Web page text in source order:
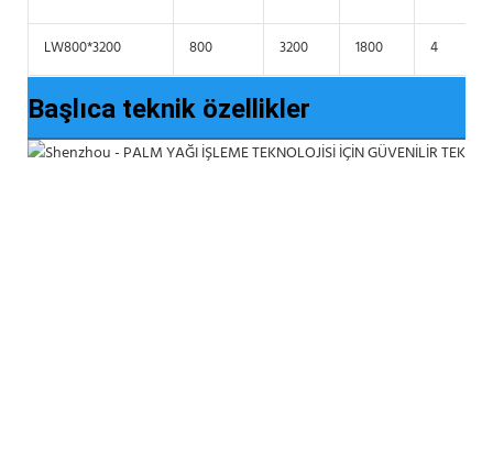
LW800*3200 800 3200 1800 4
Başlıca teknik özellikler